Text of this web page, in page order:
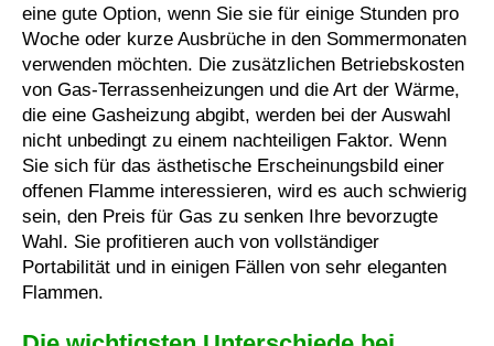
eine gute Option, wenn Sie sie für einige Stunden pro
Woche oder kurze Ausbrüche in den Sommermonaten
verwenden möchten. Die zusätzlichen Betriebskosten
von Gas-Terrassenheizungen und die Art der Wärme,
die eine Gasheizung abgibt, werden bei der Auswahl
nicht unbedingt zu einem nachteiligen Faktor. Wenn
Sie sich für das ästhetische Erscheinungsbild einer
offenen Flamme interessieren, wird es auch schwierig
sein, den Preis für Gas zu senken Ihre bevorzugte
Wahl. Sie profitieren auch von vollständiger
Portabilität und in einigen Fällen von sehr eleganten
Flammen.